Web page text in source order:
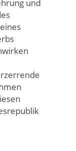
und